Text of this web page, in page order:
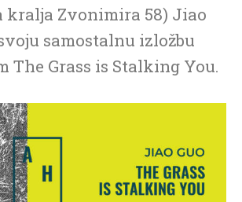
kralja Zvonimira 58) Jiao
samostalnu izložbu
The Grass is Stalking You.